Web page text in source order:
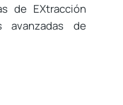
de EXtracción
de